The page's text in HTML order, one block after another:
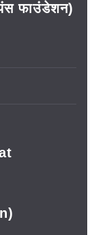
फाउंडेशन)